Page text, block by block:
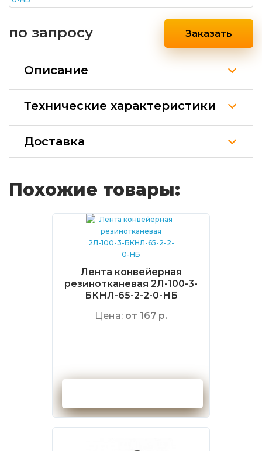
по запросу Заказать
Описание
Технические характеристики
Доставка
Похожие товары:
Лента конвейерная
резинотканевая 2Л-100-3-
БКНЛ-65-2-2-0-НБ
Цена: от 167 р.